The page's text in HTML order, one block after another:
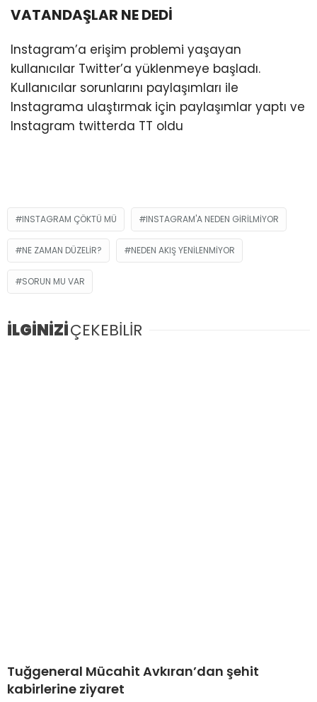
VATANDAŞLAR NE DEDİ
Instagram’a erişim problemi yaşayan
kullanıcılar Twitter’a yüklenmeye başladı.
Kullanıcılar sorunlarını paylaşımları ile
Instagrama ulaştırmak için paylaşımlar yaptı ve
Instagram twitterda TT oldu
INSTAGRAM ÇÖKTÜ MÜ INSTAGRAM'A NEDEN GIRILMIYOR
NE ZAMAN DÜZELIR? NEDEN AKIŞ YENILENMIYOR
SORUN MU VAR
İLGİNİZİÇEKEBİLİR
Tuğgeneral Mücahit Avkıran’dan şehit
kabirlerine ziyaret